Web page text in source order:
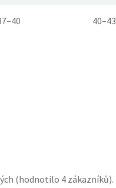
40–43
(hodnotilo 4zákazníků).